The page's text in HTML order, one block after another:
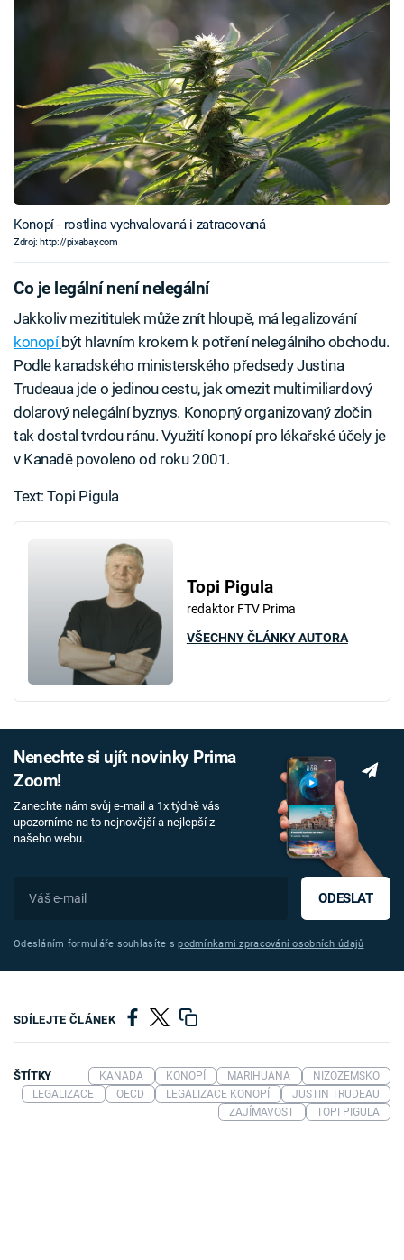
Konopí - rostlina vychvalovaná i zatracovaná
Zdroj: http://pixabay.com
Co je legální není nelegální
Jakkoliv mezititulek může znít hloupě, má legalizování
konopí být hlavním krokem k potření nelegálního obchodu.
Podle kanadského ministerského předsedy Justina
Trudeaua jde o jedinou cestu, jak omezit multimiliardový
dolarový nelegální byznys. Konopný organizovaný zločin
tak dostal tvrdou ránu. Využití konopí pro lékařské účely je
v Kanadě povoleno od roku 2001.
Text: Topi Pigula
Topi Pigula
redaktor FTV Prima
VŠECHNY ČLÁNKY AUTORA
Nenechte si ujít novinky Prima
Zoom!
Zanechte nám svůj e-mail a 1x týdně vás
upozorníme na to nejnovější a nejlepší z
našeho webu.
ODESLAT
Odesláním formuláře souhlasíte spodmínkami zpracování osobních údajů
SDÍLEJTE ČLÁNEK
ŠTÍTKY KANADA KONOPÍ MARIHUANA
NIZOZEMSKO
LEGALIZACE
OECD LEGALIZACE KONOPÍ
JUSTIN TRUDEAU
ZAJÍMAVOST
TOPI PIGULA